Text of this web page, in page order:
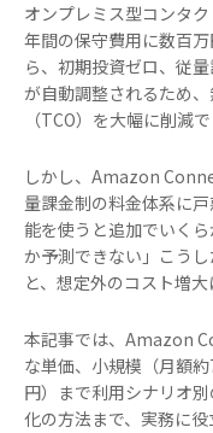
オンプレミス型コンタ
年間の保守費用に数百
ら、初期投資ゼロ、従
が自動調整されるため
（TCO）を大幅に削減
しかし、Amazon
量課金制の料金体系に
能を使うと追加でいく
か予測できない」こう
と、想定外のコスト増
本記事では、Amazon
な単価、小規模（月額
円）まで利用シナリオ
化の方法まで、実務に役